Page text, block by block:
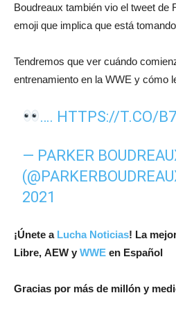
Boudreaux también vio el tweet de
emoji que implica que está
Tendremos que ver cuándo
entrenamiento en la WWE y cómo
…. HTTPS://T.CO/
— PARKER
2021
¡Únete a Lucha Noticias! La
Libre, AEW y WWE en Español
Gracias por más de millón y